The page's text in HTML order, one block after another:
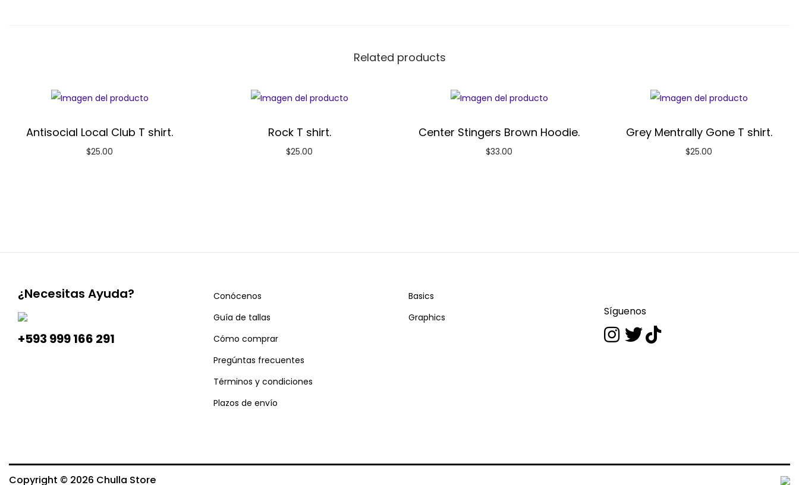
Related products
Antisocial Local Club T shirt.
$25.00
Rock T shirt.
$25.00
Center Stingers Brown Hoodie.
$33.00
Grey Mentrally Gone T shirt.
$25.00
¿Necesitas Ayuda?
+593 999 166 291
Conócenos
Guía de tallas
Cómo comprar
Pregúntas frecuentes
Términos y condiciones
Plazos de envío
Basics
Graphics
Síguenos
Copyright © 2026 Chulla Store